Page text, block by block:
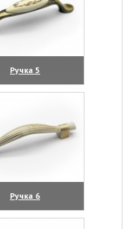
Ручка 5
(увеличить)
Ручка 6
(увеличить)